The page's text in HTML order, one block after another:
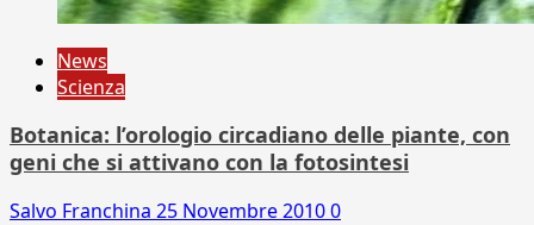
News
Scienza
Botanica: l’orologio circadiano delle piante, con
geni che si attivano con la fotosintesi
Salvo Franchina 25 Novembre 20100